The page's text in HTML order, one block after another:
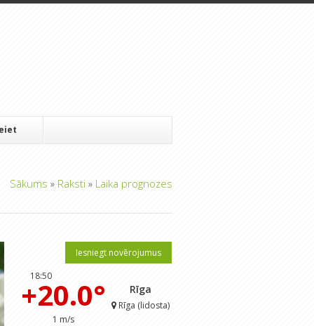
Sākums » Raksti » Laika prognozes
Iesniegt novērojumus
18:50
+20.0°
1 m/s
Rīga
Rīga (lidosta)